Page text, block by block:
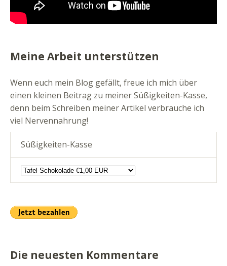
Meine Arbeit unterstützen
Wenn euch mein Blog gefällt, freue ich mich über
einen kleinen Beitrag zu meiner Süßigkeiten-Kasse,
denn beim Schreiben meiner Artikel verbrauche ich
viel Nervennahrung!
Süßigkeiten-Kasse
Die neuesten Kommentare